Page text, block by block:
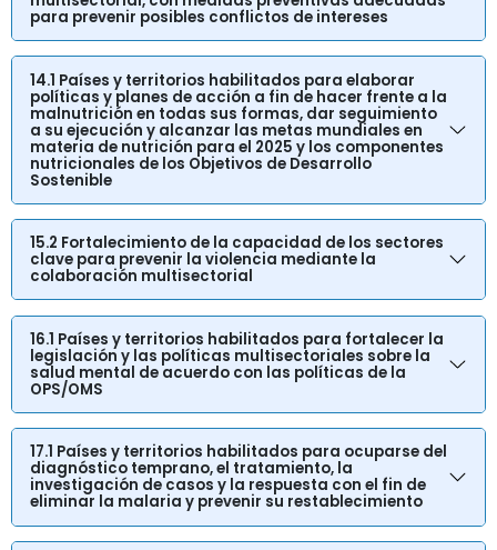
para prevenir posibles conflictos de intereses
14.1 Países y territorios habilitados para elaborar
políticas y planes de acción a fin de hacer frente a la
malnutrición en todas sus formas, dar seguimiento
a su ejecución y alcanzar las metas mundiales en
materia de nutrición para el 2025 y los componentes
nutricionales de los Objetivos de Desarrollo
Sostenible
15.2 Fortalecimiento de la capacidad de los sectores
clave para prevenir la violencia mediante la
colaboración multisectorial
16.1 Países y territorios habilitados para fortalecer la
legislación y las políticas multisectoriales sobre la
salud mental de acuerdo con las políticas de la
OPS/OMS
17.1 Países y territorios habilitados para ocuparse del
diagnóstico temprano, el tratamiento, la
investigación de casos y la respuesta con el fin de
eliminar la malaria y prevenir su restablecimiento